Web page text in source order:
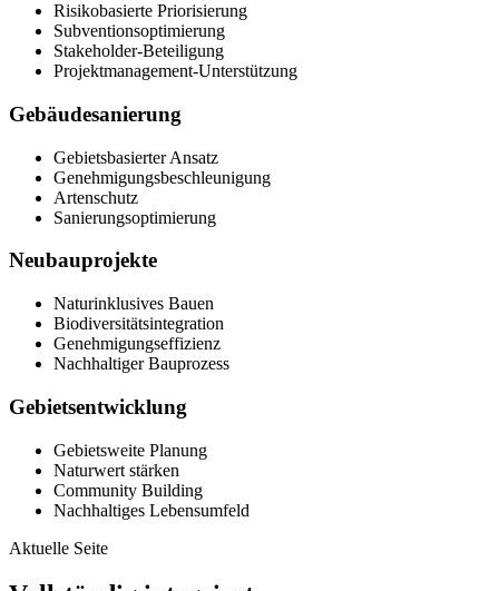
Risikobasierte Priorisierung
Subventionsoptimierung
Stakeholder-Beteiligung
Projektmanagement-Unterstützung
Gebäudesanierung
Gebietsbasierter Ansatz
Genehmigungsbeschleunigung
Artenschutz
Sanierungsoptimierung
Neubauprojekte
Naturinklusives Bauen
Biodiversitätsintegration
Genehmigungseffizienz
Nachhaltiger Bauprozess
Gebietsentwicklung
Gebietsweite Planung
Naturwert stärken
Community Building
Nachhaltiges Lebensumfeld
Aktuelle Seite